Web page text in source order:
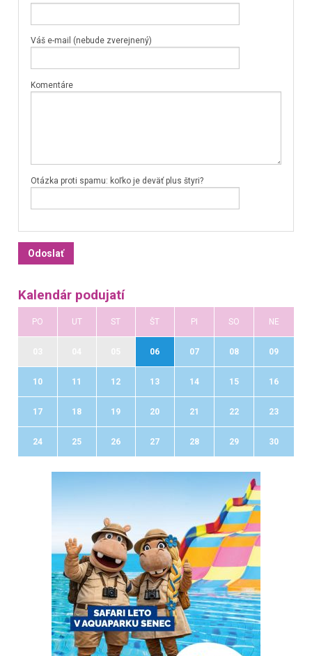
Váš e-mail (nebude zverejnený)
Komentáre
Otázka proti spamu: koľko je deväť plus štyri?
Kalendár podujatí
PO UT ST ŠT PI SO NE
06 07 08 09
10 11 12 13 14 15 16
17 18 19 20 21 22 23
24 25 26 27 28 29 30